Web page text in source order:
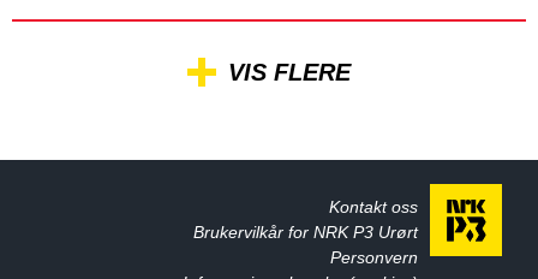
VIS FLERE
Kontakt oss
Brukervilkår for NRK P3 Urørt
Personvern